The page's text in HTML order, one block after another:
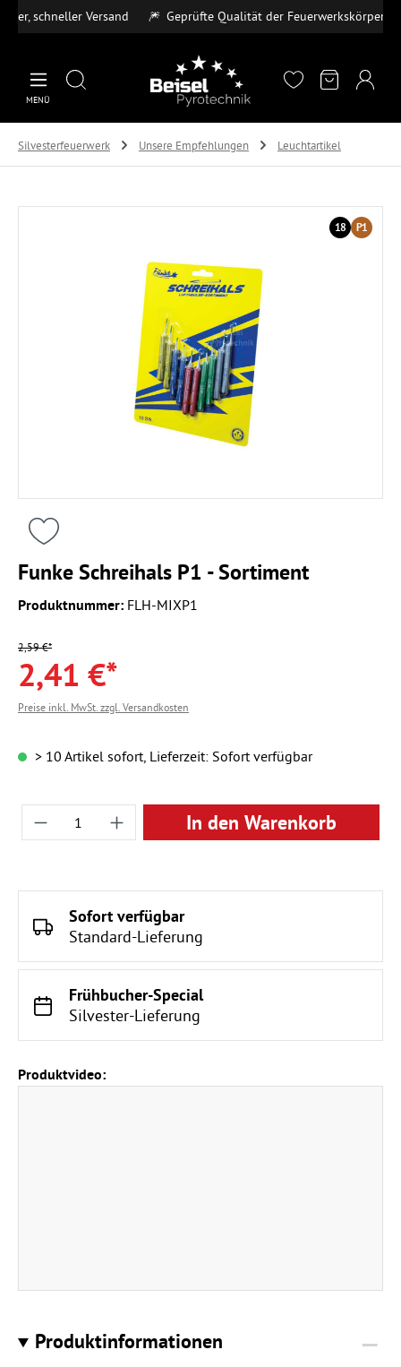
Zum Hauptinhalt springen
schneller Versand 🎆 Geprüfte Qualität der Feuerwerkskörper
MENÜ
Silvesterfeuerwerk Unsere Empfehlungen Leuchtartikel
18 P1
Funke Schreihals P1 - Sortiment
Produktnummer: FLH-MIXP1
2,59 €*
2,41 €*
Preise inkl. MwSt. zzgl. Versandkosten
> 10 Artikel sofort, Lieferzeit: Sofort verfügbar
Produkt Anzahl: Gib den gewünschten
In den Warenkorb
Sofort verfügbar
Standard-Lieferung
Frühbucher-Special
Silvester-Lieferung
Produktvideo:
Produktinformationen